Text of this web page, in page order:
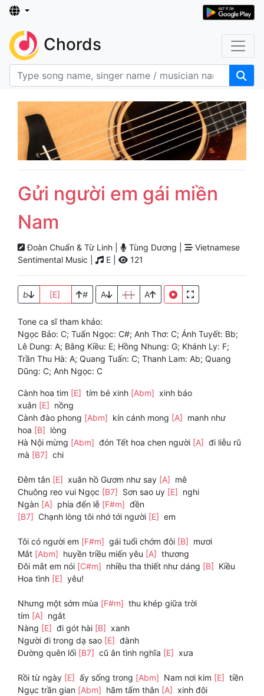
Chords
Gửi người em gái miền
Nam
Đoàn Chuẩn & Từ Linh | Tùng Dương |
Vietnamese
Sentimental Music |
E | 121
b [E] # A [ ] A
Tone ca sĩ tham khảo:
Ngọc Bảo: C; Tuấn Ngọc: C#; Anh Thơ: C; Ánh Tuyết: Bb;
Lê Dung: A; Bằng Kiều: E; Hồng Nhung: G; Khánh Ly: F;
Trần Thu Hà: A; Quang Tuấn: C; Thanh Lam: Ab; Quang
Dũng: C; Anh Ngọc: C
Cành hoa tim [E] tím bé xinh [Abm] xinh báo
xuân [E] nồng
Cành đào phong [Abm] kín cánh mong [A] manh như
hoa [B] lòng
Hà Nội mừng [Abm] đón Tết hoa chen người [A] đi liễu rũ
mà [B7] chi
Đêm tân [E] xuân hồ Gươm như say [A] mê
Chuông reo vui Ngọc [B7] Sơn sao uy [E] nghi
Ngàn [A] phía đến lễ [F#m] đền
[B7] Chạnh lòng tôi nhớ tới người [E] em
Tôi có người em [F#m] gái tuổi chớm đôi [B] mươi
Mắt [Abm] huyền triều miến yêu [A] thương
Đôi mắt em nói [C#m] nhiều tha thiết như dáng [B] Kiều
Hoa tình [E] yêu!
Nhưng một sớm mùa [F#m] thu khép giữa trời
tím [A] ngắt
Nàng [E] đi gót hài [B] xanh
Người đi trong dạ sao [E] đành
Đường quên lối [B7] cũ ân tình nghĩa [E] xưa
Rồi từ ngày [E] ấy sống trong [Abm] Nam nơi kim [E] tiền
Ngục trần gian [Abm] hãm tấm thân [A] xinh đôi